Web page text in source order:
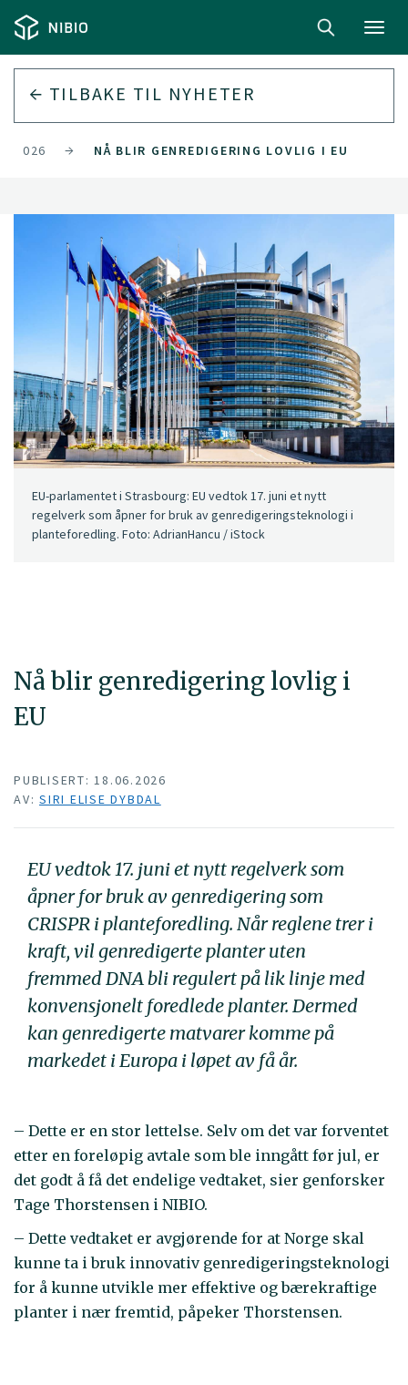
TILBAKE TIL NYHETER
2026 NÅ BLIR GENREDIGERING LOVLIG I EU
Nå blir genredigering lovlig i
EU
EU-parlamentet i Strasbourg: EU vedtok 17. juni et nytt
regelverk som åpner for bruk av genredigeringsteknologi i
planteforedling. Foto: AdrianHancu / iStock
PUBLISERT: 18.06.2026
AV: SIRI ELISE DYBDAL
EU vedtok 17. juni et nytt regelverk som
åpner for bruk av genredigering som
CRISPR i planteforedling. Når reglene trer i
kraft, vil genredigerte planter uten
fremmed DNA bli regulert på lik linje med
konvensjonelt foredlede planter. Dermed
kan genredigerte matvarer komme på
markedet i Europa i løpet av få år.
– Dette er en stor lettelse. Selv om det var forventet
etter en foreløpig avtale som ble inngått før jul, er
det godt å få det endelige vedtaket, sier genforsker
Tage Thorstensen i NIBIO.
– Dette vedtaket er avgjørende for at Norge skal
kunne ta i bruk innovativ genredigeringsteknologi
for å kunne utvikle mer effektive og bærekraftige
planter i nær fremtid, påpeker Thorstensen.